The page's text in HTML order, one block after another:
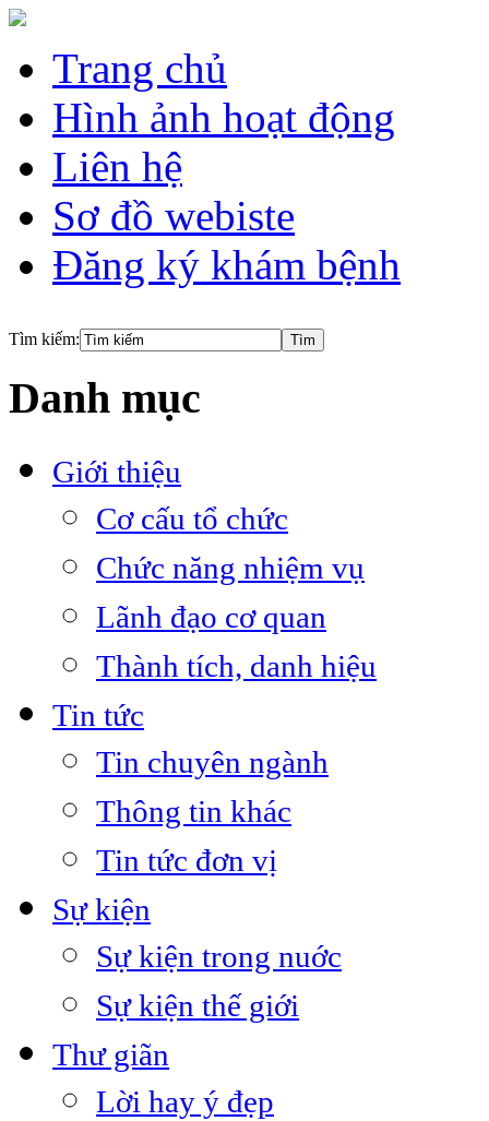
Trang chủ
Hình ảnh hoạt động
Liên hệ
Sơ đồ webiste
Đăng ký khám bệnh
Tìm kiếm:
Danh mục
Giới thiệu
Cơ cấu tổ chức
Chức năng nhiệm vụ
Lãnh đạo cơ quan
Thành tích, danh hiệu
Tin tức
Tin chuyên ngành
Thông tin khác
Tin tức đơn vị
Sự kiện
Sự kiện trong nuớc
Sự kiện thế giới
Thư giãn
Lời hay ý đẹp